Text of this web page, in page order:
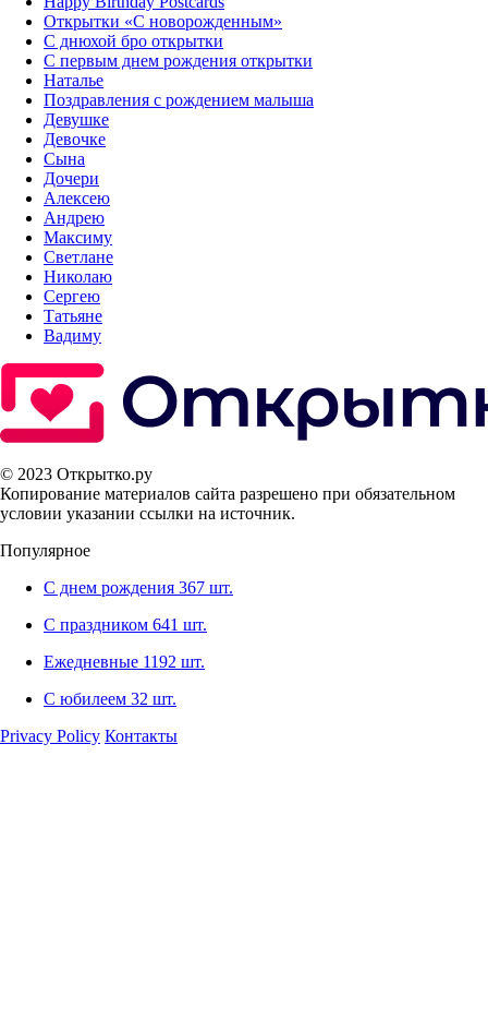
Открытки «‎С новорожденным»
С днюхой бро открытки
С первым днем рождения открытки
Наталье
Поздравления с рождением малыша
Девушке
Девочке
Сына
Дочери
Алексею
Андрею
Максиму
Светлане
Николаю
Сергею
Татьяне
Вадиму
© 2023 Открытко.ру
Копирование материалов сайта разрешено при обязательном
условии указании ссылки на источник.
Популярное
С днем рождения 367 шт.
С праздником 641 шт.
Ежедневные 1192 шт.
С юбилеем 32 шт.
Privacy Policy Контакты